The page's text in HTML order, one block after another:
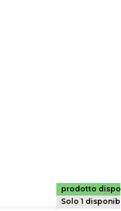
UPOWER
prodotto
Solo 1